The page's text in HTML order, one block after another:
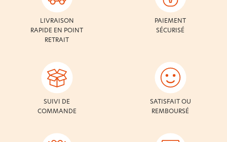
LIVRAISON
RAPIDE EN POINT
RETRAIT
PAIEMENT
SÉCURISÉ
SUIVI DE
COMMANDE
SATISFAIT OU
REMBOURSÉ